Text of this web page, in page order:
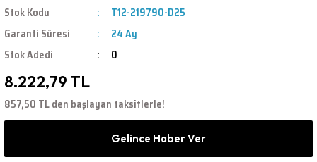
Stok Kodu
T12-219790-D25
Garanti Süresi
24 Ay
Stok Adedi
0
8.222,79 TL
857,50 TL den başlayan taksitlerle!
Gelince Haber Ver